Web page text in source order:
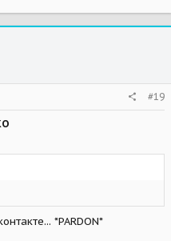
#19
*PARDON*